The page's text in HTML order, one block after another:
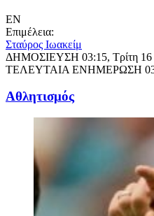
EN
Επιμέλεια:
Σταύρος Ιωακείμ
ΔΗΜΟΣΙΕΥΣΗ 03:15, Τρίτη 16
ΤΕΛΕΥΤΑΙΑ ΕΝΗΜΕΡΩΣΗ
Αθλητισμός